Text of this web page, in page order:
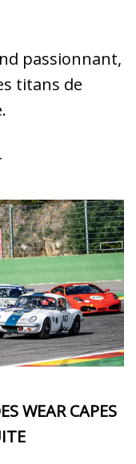
passionnant,
titans de
WEAR CAPES